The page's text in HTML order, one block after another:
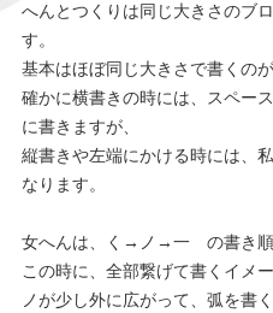
へんとつくりは同じ大きさのブ
す。
基本はほぼ同じ大きさで書くの
確かに横書きの時には、スペー
に書きますが、
縦書きや左端にかける時には、
なります。
女へんは、く→ノ→一 の書き順
この時に、全部繋げて書くイメ
ノが少し外に広がって、弧を書